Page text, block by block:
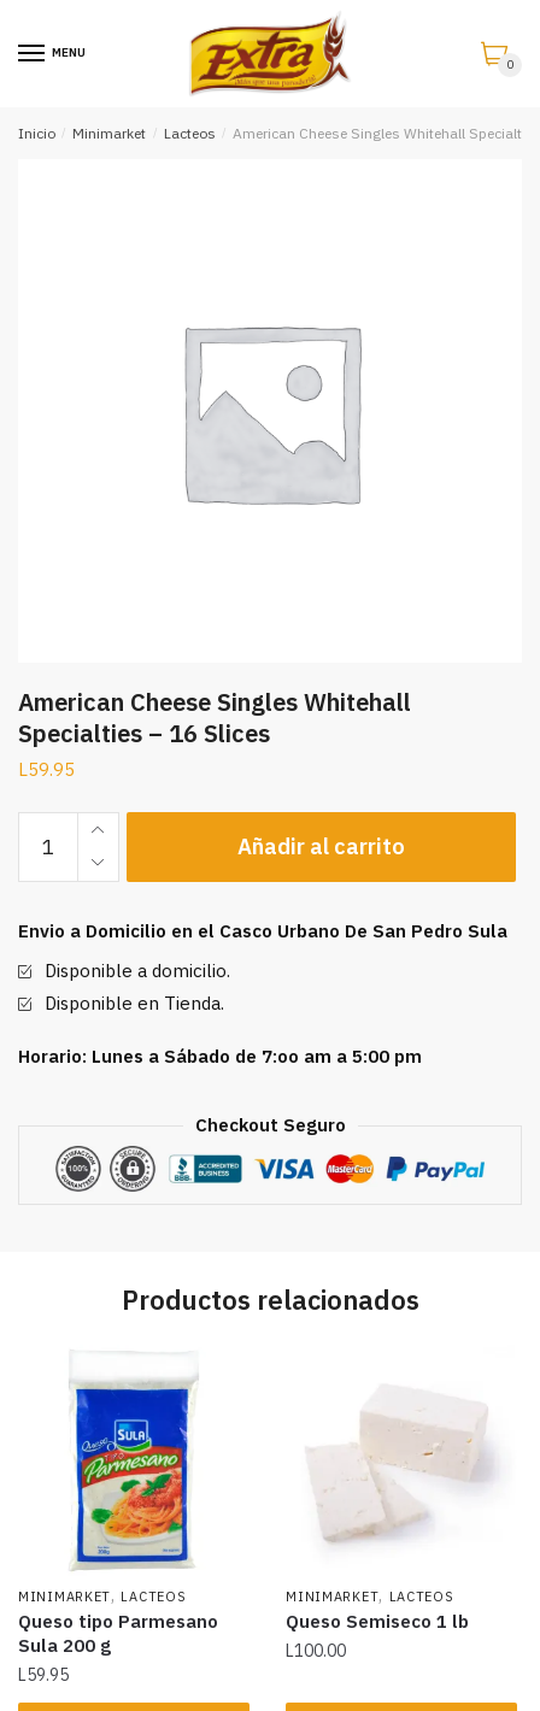
MENU
0
Inicio / Minimarket / Lacteos / American Cheese Singles Whitehall
American Cheese Singles Whitehall
Specialties – 16 Slices
L59.95
American
Cheese
Singles
Specialties
-
16
cantidad
Añadir al carrito
Envio a Domicilio en el Casco Urbano De San Pedro Sula
Disponible a domicilio.
Disponible en Tienda.
Horario: Lunes a Sábado de 7:oo am a 5:00 pm
Checkout Seguro
Productos relacionados
MINIMARKET, LACTEOS
Queso tipo Parmesano
Sula 200 g
L59.95
MINIMARKET, LACTEOS
Queso Semiseco 1 lb
L100.00